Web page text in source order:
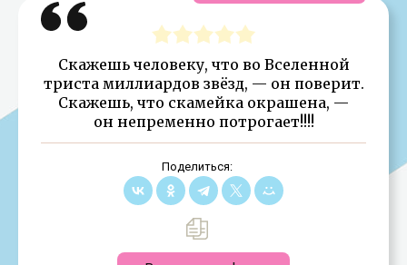
Скажешь человеку, что во Вселенной
триста миллиардов звёзд, — он поверит.
Скажешь, что скамейка окрашена, —
он непременно потрогает!!!!
Поделиться: